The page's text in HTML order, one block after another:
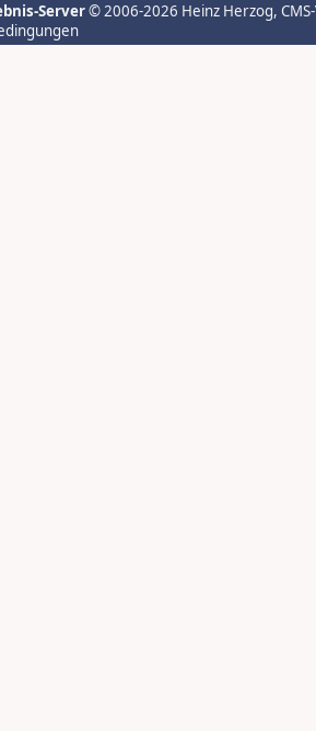
Server© 2006-2026 Heinz Herzog,